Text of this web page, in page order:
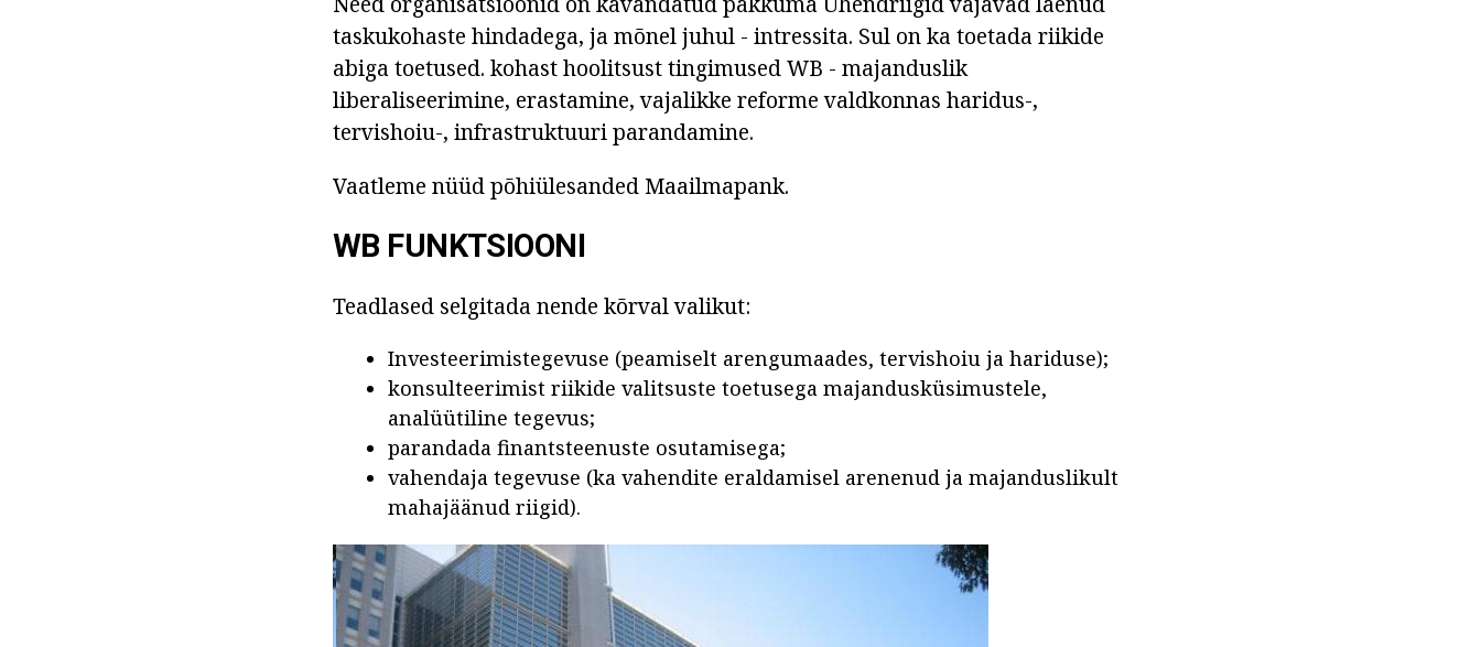
taskukohaste hindadega, ja mõnel juhul - intressita. Sul on ka toetada riikide
abiga toetused. kohast hoolitsust tingimused WB - majanduslik
liberaliseerimine, erastamine, vajalikke reforme valdkonnas haridus-,
tervishoiu-, infrastruktuuri parandamine.
Vaatleme nüüd põhiülesanded Maailmapank.
WB FUNKTSIOONI
Teadlased selgitada nende kõrval valikut:
Investeerimistegevuse (peamiselt arengumaades, tervishoiu ja hariduse);
konsulteerimist riikide valitsuste toetusega majandusküsimustele,
analüütiline tegevus;
parandada finantsteenuste osutamisega;
vahendaja tegevuse (ka vahendite eraldamisel arenenud ja majanduslikult
mahajäänud riigid).